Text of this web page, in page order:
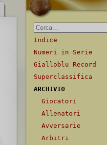
Indice
Numeri in Serie
Gialloblu Record
Superclassifica
ARCHIVIO
Giocatori
Allenatori
Avversarie
Arbitri